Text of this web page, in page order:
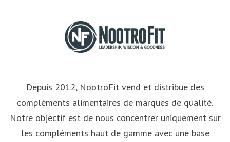
Depuis 2012, NootroFit vend et distribue des
compléments alimentaires de marques de qualité.
Notre objectif est de nous concentrer uniquement sur
les compléments haut de gamme avec une base